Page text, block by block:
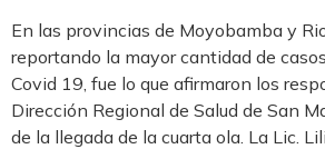
En las provincias de Moyobamba y
reportando la mayor cantidad de
Covid 19, fue lo que afirmaron los
Dirección Regional de Salud de San
de la llegada de la cuarta ola. La Lic.